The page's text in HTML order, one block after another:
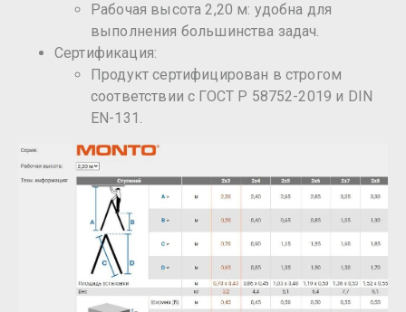
Рабочая высота 2,20 м: удобна для
выполнения большинства задач.
Сертификация:
Продукт сертифицирован в строгом
соответствии с ГОСТ Р 58752-2019 и DIN
EN-131.